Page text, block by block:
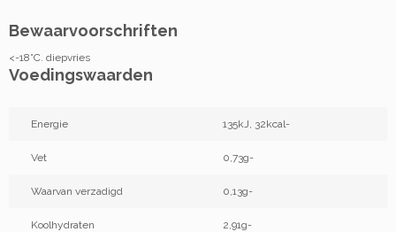
Bewaarvoorschriften
<-18°C. diepvries
Voedingswaarden
Energie 135kJ, 32kcal-
Vet 0,73g-
Waarvan verzadigd 0,13g-
Koolhydraten 2,91g-